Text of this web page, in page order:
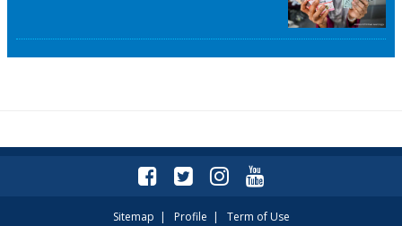
Sitemap | Profile | Term of Use